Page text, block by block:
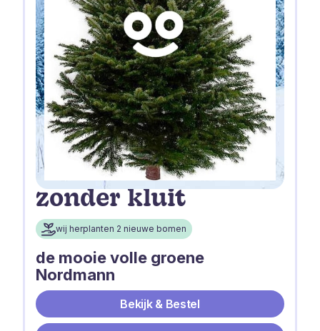
zonder kluit
wij herplanten 2 nieuwe bomen
de mooie volle groene
Nordmann
Bekijk & Bestel